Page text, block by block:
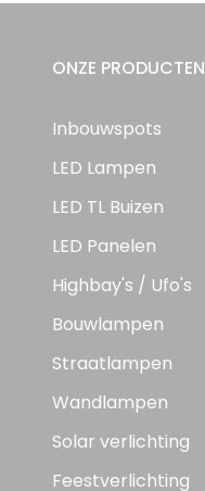
ONZE PRODUCTEN
Inbouwspots
LED Lampen
LED TL Buizen
LED Panelen
Highbay's / Ufo's
Bouwlampen
Straatlampen
Wandlampen
Solar verlichting
Feestverlichting